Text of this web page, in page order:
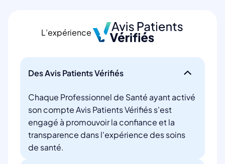
L’expérience
Des Avis Patients Vérifiés
Chaque Professionnel de Santé ayant activé
son compte Avis Patients Vérifiés s'est
engagé à promouvoir la confiance et la
transparence dans l'expérience des soins
de santé.